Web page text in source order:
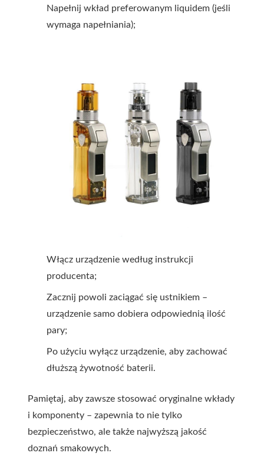
Napełnij wkład preferowanym liquidem (jeśli
wymaga napełniania);
Włącz urządzenie według instrukcji
producenta;
Zacznij powoli zaciągać się ustnikiem –
urządzenie samo dobiera odpowiednią ilość
pary;
Po użyciu wyłącz urządzenie, aby zachować
dłuższą żywotność baterii.
Pamiętaj, aby zawsze stosować oryginalne wkłady
i komponenty – zapewnia to nie tylko
bezpieczeństwo, ale także najwyższą jakość
doznań smakowych.